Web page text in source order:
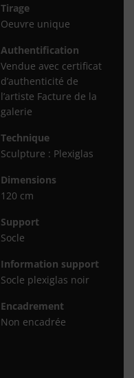
Tirage
Oeuvre unique
Authentification
Vendue avec certificat
d’authenticité de
l’artiste Facture de la
galerie
Technique
Sculpture : Plexiglas
Dimensions
120 cm
Support
Socle
Information support
Socle plexiglas noir
Encadrement
Non encadrée